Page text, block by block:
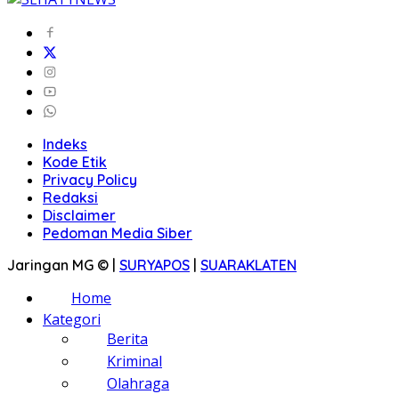
Indeks
Kode Etik
Privacy Policy
Redaksi
Disclaimer
Pedoman Media Siber
Jaringan MG © | SURYAPOS | SUARAKLATEN
Home
Kategori
Berita
Kriminal
Olahraga